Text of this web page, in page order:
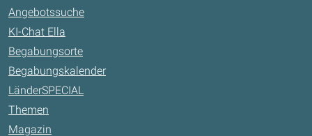
Angebotssuche
KI-Chat Ella
Begabungsorte
Begabungskalender
LänderSPECIAL
Themen
Magazin